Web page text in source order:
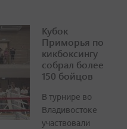
Кубок
Приморья по
кикбоксингу
собрал более
150 бойцов
В турнире во
Владивостоке
участвовали